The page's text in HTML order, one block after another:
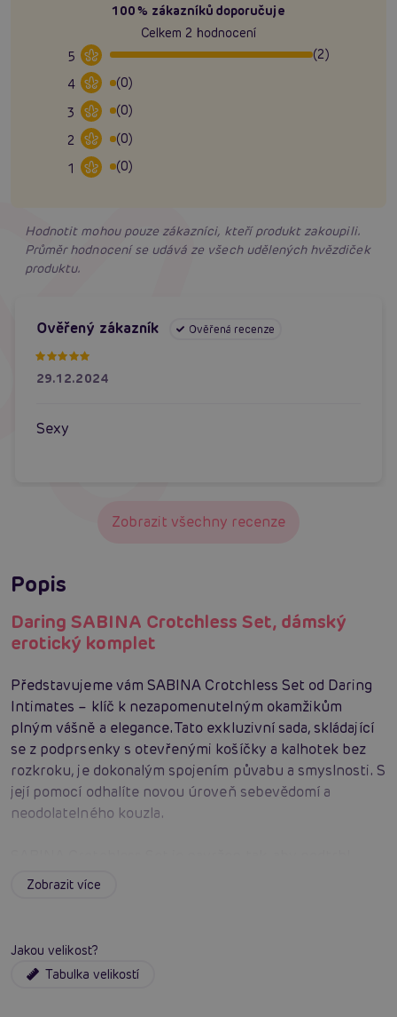
100% zákazníků doporučuje
Celkem 2 hodnocení
5
(2)
4
(0)
3
(0)
2
(0)
1
(0)
Hodnotit mohou pouze zákazníci, kteří produkt zakoupili.
Průměr hodnocení se udává ze všech udělených hvězdiček
produktu.
Ověřený zákazník Ověřená recenze
29.12.2024
Sexy
Zobrazit všechny recenze
Popis
Daring SABINA Crotchless Set, dámský
erotický komplet
Představujeme vám SABINA Crotchless Set od Daring
Intimates – klíč k nezapomenutelným okamžikům
plným vášně a elegance. Tato exkluzivní sada, skládající
se z podprsenky s otevřenými košíčky a kalhotek bez
rozkroku, je dokonalým spojením půvabu a smyslnosti. S
její pomocí odhalíte novou úroveň sebevědomí a
neodolatelného kouzla.
jedinečnost každé ženy. Díky nastavitelným popruhům
zajišťují, že se budete cítit neodolatelně přitažlivě v
Zobrazit více
Jakou velikost?
Tabulka velikostí